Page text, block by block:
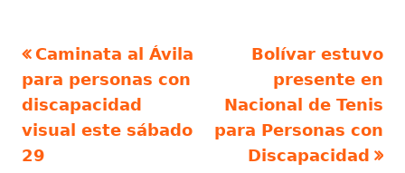
Navegación
de
entradas
Artículo
anterior
Caminata al Ávila
para personas con
discapacidad
visual este sábado
29
Artículo
siguiente
Bolívar estuvo
presente en
Nacional de Tenis
para Personas con
Discapacidad